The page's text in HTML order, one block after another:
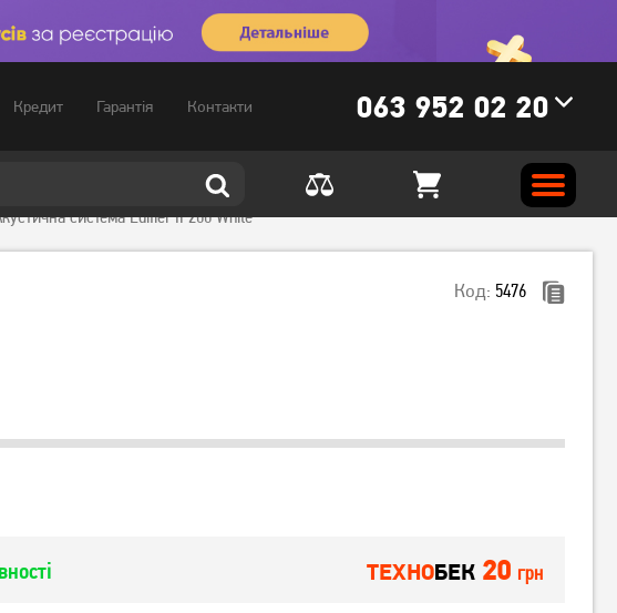
Кредит Гарантія Контакти 063 952 02 20
система Edifier IF200 White
Код: 5476
ТЕХНОБЕК 20 грн